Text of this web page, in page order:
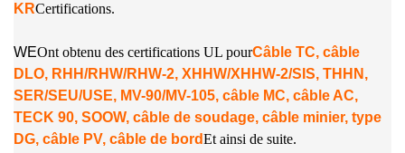
KRCertifications.
WEOnt obtenu des certifications UL pourCâble TC, câble
DLO, RHH/RHW/RHW-2, XHHW/XHHW-2/SIS, THHN,
SER/SEU/USE, MV-90/MV-105, câble MC, câble AC,
TECK 90, SOOW, câble de soudage, câble minier, type
DG, câble PV, câble de bordEt ainsi de suite.